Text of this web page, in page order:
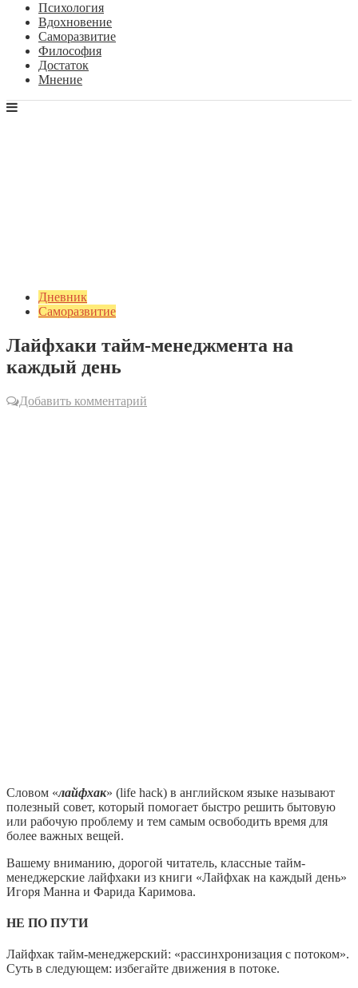
Психология
Вдохновение
Саморазвитие
Философия
Достаток
Мнение
Дневник
Саморазвитие
Лайфхаки тайм-менеджмента на
каждый день
Добавить комментарий
Словом «лайфхак» (life hack) в английском языке называют
полезный совет, который помогает быстро решить бытовую
или рабочую проблему и тем самым освободить время для
более важных вещей.
Вашему вниманию, дорогой читатель, классные тайм-
менеджерские лайфхаки из книги «Лайфхак на каждый день»
Игоря Манна и Фарида Каримова.
НЕ ПО ПУТИ
Лайфхак тайм-менеджерский: «рассинхронизация с потоком».
Суть в следующем: избегайте движения в потоке.